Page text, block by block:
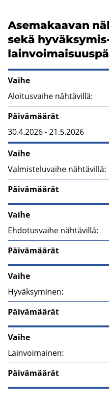
Asemakaavan
sekä
Vaihe
Aloitusvaihe nähtävillä:
Päivämäärät
30.4.2026 - 21.5.2026
Vaihe
Valmisteluvaihe nähtävillä:
Päivämäärät
Vaihe
Ehdotusvaihe nähtävillä:
Päivämäärät
Vaihe
Hyväksyminen:
Päivämäärät
Vaihe
Lainvoimainen:
Päivämäärät